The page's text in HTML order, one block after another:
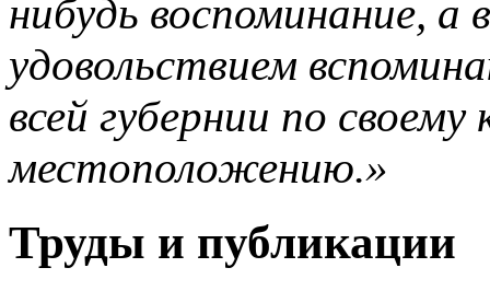
нибудь воспоминание,
удовольствием
всей губернии по своему
местоположению.»
Труды и публикации